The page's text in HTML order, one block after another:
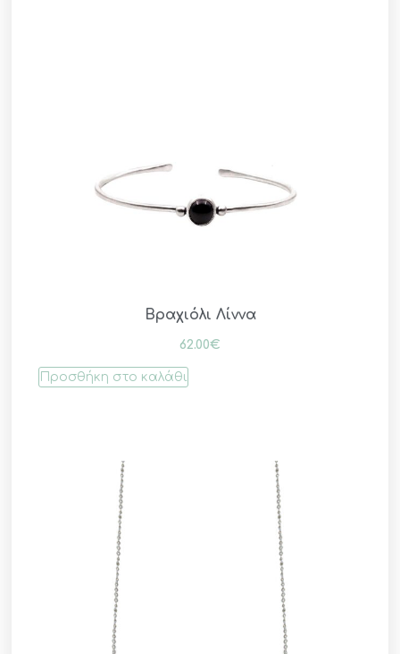
Βραχιόλι Λίννα
62.00€
Προσθήκη στο καλάθι